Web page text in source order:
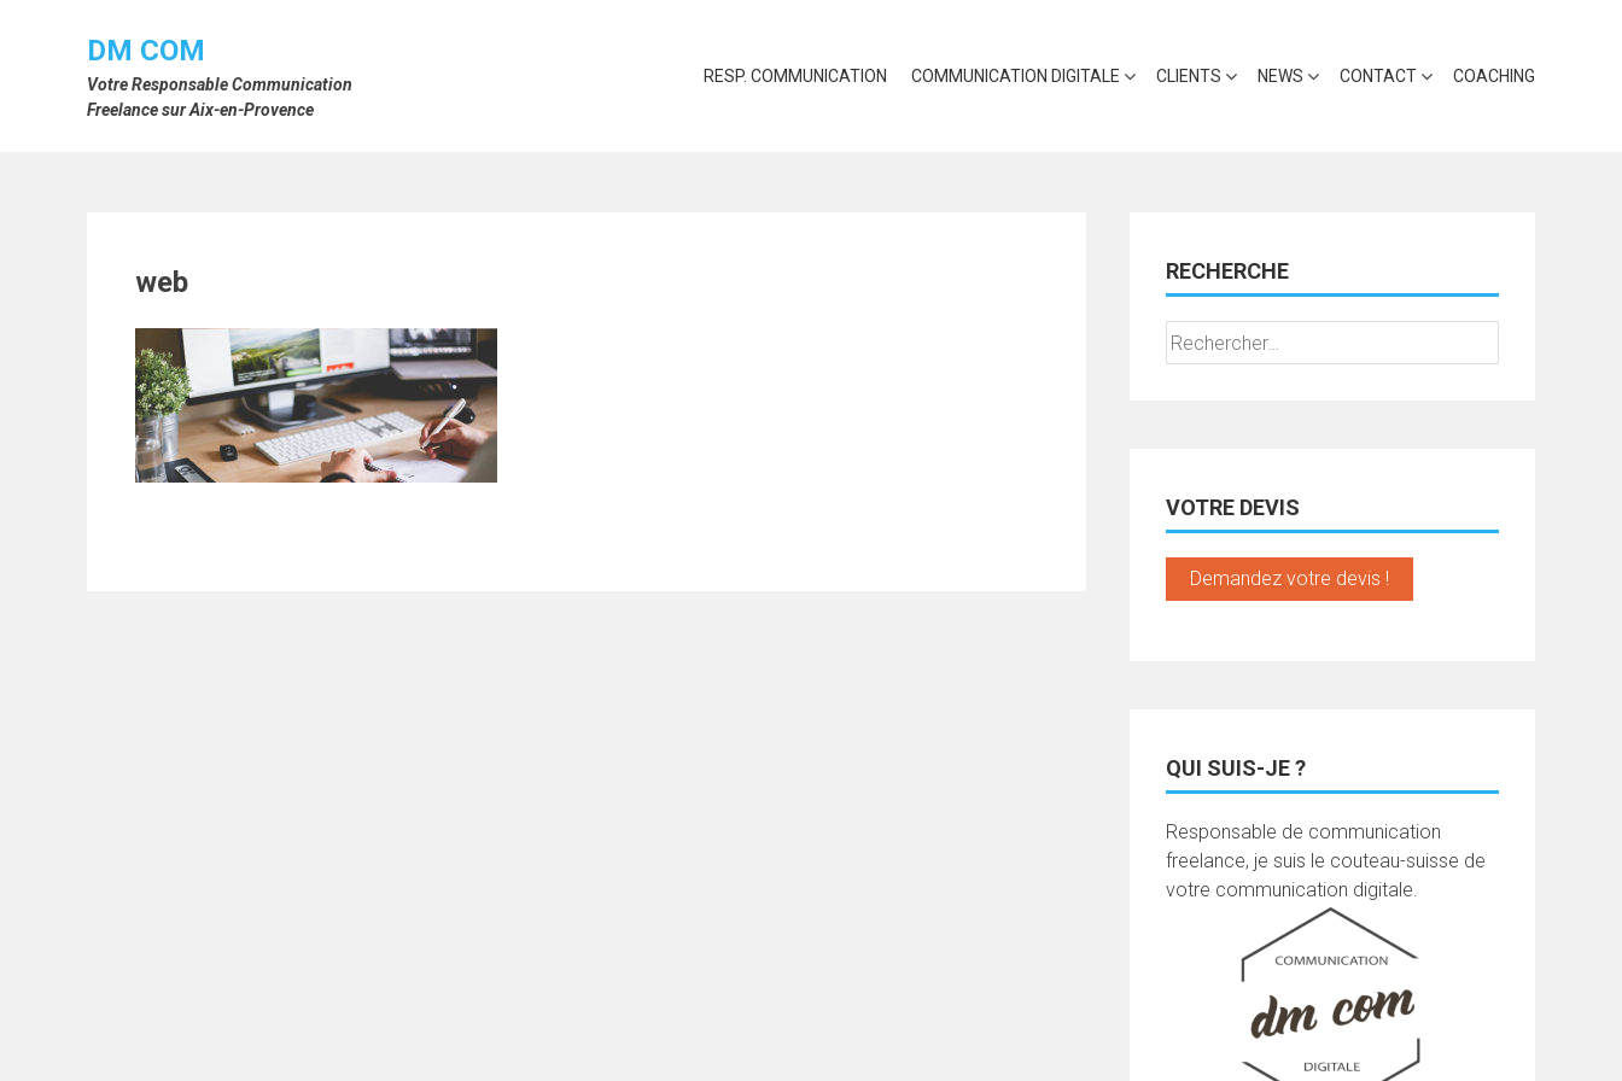
DM COM
Votre Responsable Communication
Freelance sur Aix-en-Provence
RESP. COMMUNICATION COMMUNICATION DIGITALE CLIENTS NEWS CONTACT COACHING
web RECHERCHE
Rechercher :
VOTRE DEVIS
Demandez votre devis !
QUI SUIS-JE ?
Responsable de communication
freelance, je suis le couteau-suisse de
votre communication digitale.